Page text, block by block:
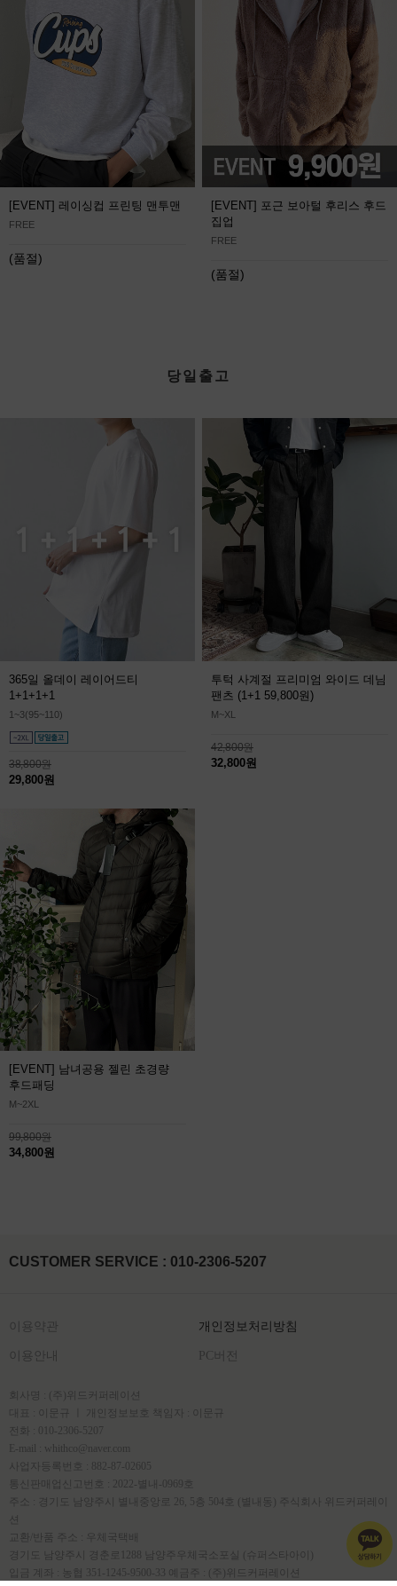
[EVENT] 레이싱컵 프린팅 맨투맨
FREE
(품절)
[EVENT] 포근 보아털 후리스 후드
집업
FREE
(품절)
당일출고
365일 올데이 레이어드티
1+1+1+1
1~3(95~110)
38,800원
29,800원
투턱 사계절 프리미엄 와이드 데님
팬츠 (1+1 59,800원)
M~XL
42,800원
32,800원
[EVENT] 남녀공용 젤린 초경량
후드패딩
M~2XL
99,800원
34,800원
CUSTOMER SERVICE : 010-2306-5207
이용약관 개인정보처리방침
이용안내 PC버전
회사명 : (주)위드커퍼레이션
대표 : 이문규 ㅣ 개인정보보호 책임자 : 이문규
전화 : 010-2306-5207
E-mail : whithco@naver.com
사업자등록번호 : 882-87-02605
통신판매업신고번호 : 2022-별내-0969호
주소 : 경기도 남양주시 별내중앙로 26, 5층 504호 (별내동) 주식회사 위드커퍼레이
션
교환/반품 주소 : 우체국택배
경기도 남양주시 경춘로1288 남양주우체국소포실 (슈퍼스타아이)
입금 계좌 : 농협 351-1245-9500-33 예금주 : (주)위드커퍼레이션